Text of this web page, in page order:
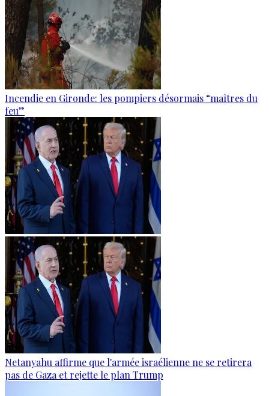
Incendie en Gironde: les pompiers désormais “maîtres du
feu”
Netanyahu affirme que l'armée israélienne ne se retirera
pas de Gaza et rejette le plan Trump